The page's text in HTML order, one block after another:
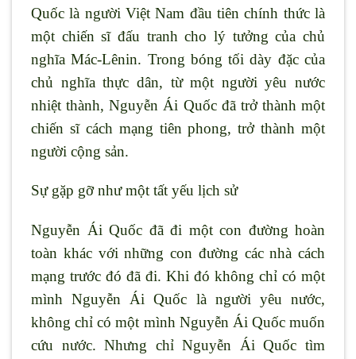
Quốc là người Việt Nam đầu tiên chính thức là
một chiến sĩ đấu tranh cho lý tưởng của chủ
nghĩa Mác-Lênin. Trong bóng tối dày đặc của
chủ nghĩa thực dân, từ một người yêu nước
nhiệt thành, Nguyễn Ái Quốc đã trở thành một
chiến sĩ cách mạng tiên phong, trở thành một
người cộng sản.
Sự gặp gỡ như một tất yếu lịch sử
Nguyễn Ái Quốc đã đi một con đường hoàn
toàn khác với những con đường các nhà cách
mạng trước đó đã đi. Khi đó không chỉ có một
mình Nguyễn Ái Quốc là người yêu nước,
không chỉ có một mình Nguyễn Ái Quốc muốn
cứu nước. Nhưng chỉ Nguyễn Ái Quốc tìm